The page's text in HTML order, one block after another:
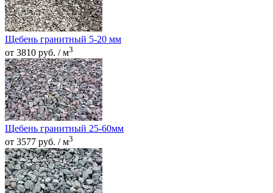
Щебень гранитный 5-20 мм
от 3810 руб. / м3
Щебень гранитный 25-60мм
от 3577 руб. / м3